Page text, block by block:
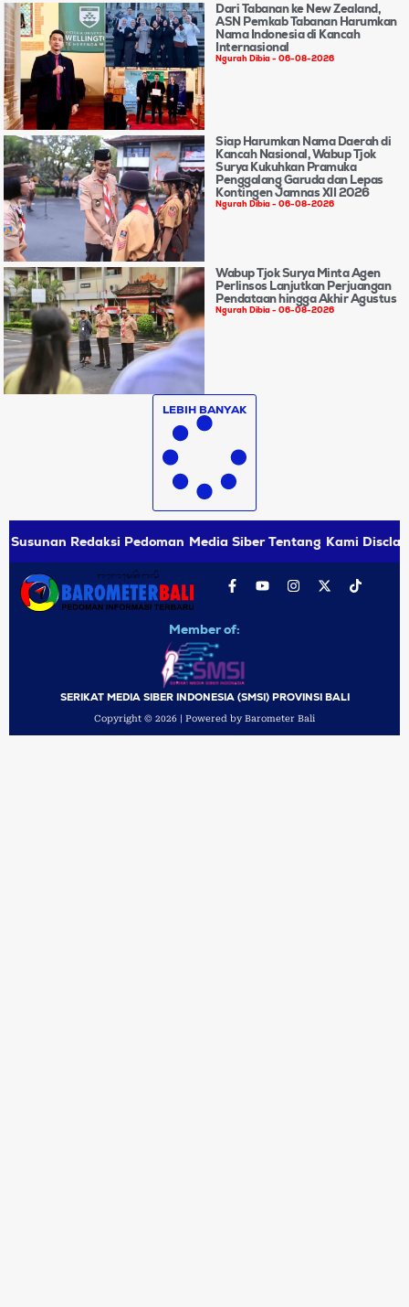
Dari Tabanan ke New Zealand,
ASN Pemkab Tabanan Harumkan
Nama Indonesia di Kancah
Internasional
Ngurah Dibia 06-08-2026
Siap Harumkan Nama Daerah di
Kancah Nasional, Wabup Tjok
Surya Kukuhkan Pramuka
Penggalang Garuda dan Lepas
Kontingen Jamnas XII 2026
Ngurah Dibia 06-08-2026
Wabup Tjok Surya Minta Agen
Perlinsos Lanjutkan Perjuangan
Pendataan hingga Akhir Agustus
Ngurah Dibia 06-08-2026
LEBIH BANYAK
Susunan Redaksi Pedoman Media Siber Tentang Kami
Member of:
SERIKAT MEDIA SIBER INDONESIA (SMSI) PROVINSI BALI
Copyright © 2026 | Powered by Barometer Bali